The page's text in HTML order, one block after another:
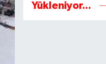
Yükleniyor...